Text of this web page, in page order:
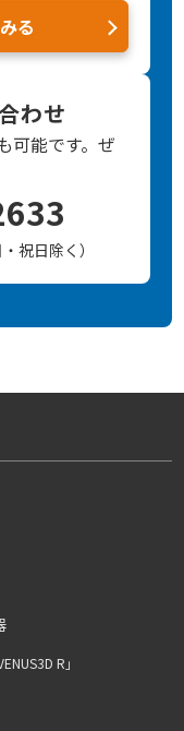
る
わせ
可能です。ぜ
祝日除く）
R」